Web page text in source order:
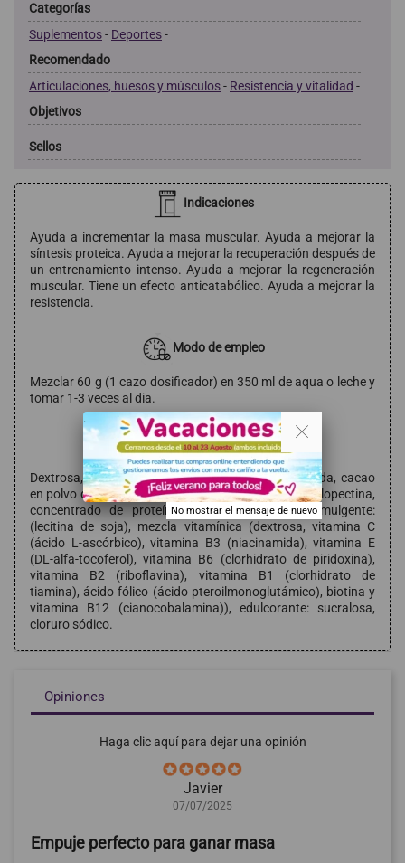
Categorías
Suplementos- Deportes-
Recomendado
Articulaciones, huesos y músculos- Resistencia y vitalidad -
Objetivos
Sellos
Indicaciones
Ayuda a incrementar la masa muscular. Ayuda a mejorar la
síntesis proteica. Ayuda a mejorar la recuperación después de
un entrenamiento intenso. Ayuda a mejorar la regeneración
muscular. Tiene un efecto anticatabólico. Ayuda a mejorar la
resistencia.
Modo de empleo
Mezclar 60 g (1 cazo dosificador) en 350 ml de aqua o leche y
tomar 1-3 veces al dia.
Composición
Dextrosa, harina de avena, leche en polvo desnatada, cacao
en polvo desgrasado, taurina, creatina, aromas, amilopectina,
concentrado de proteína de suero de leche (emulgente:
(lecitina de soja), mezcla vitamínica (dextrosa, vitamina C
(ácido L-ascórbico), vitamina B3 (niacinamida), vitamina E
(DL-alfa-tocoferol), vitamina B6 (clorhidrato de piridoxina),
vitamina B2 (riboflavina), vitamina B1 (clorhidrato de
tiamina), ácido fólico (ácido pteroilmonoglutámico), biotina y
vitamina B12 (cianocobalamina)), edulcorante: sucralosa,
cloruro sódico.
Opiniones
Haga clic aquí para dejar una opinión
Javier
07/07/2025
Empuje perfecto para ganar masa
. .
No mostrar el mensaje de nuevo